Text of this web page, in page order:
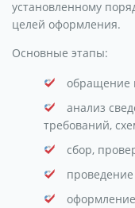
установленному
целей оформления.
Основные этапы:
обращение
анализ
требований,
сбор,
оформление